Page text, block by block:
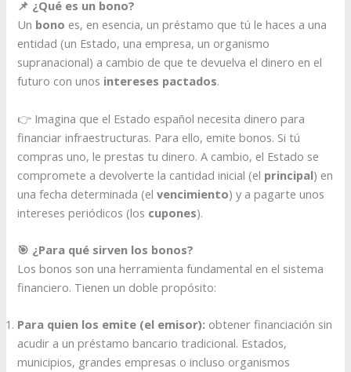
📌 ¿Qué es un bono?
Un bono es, en esencia, un préstamo que tú le haces a una
entidad (un Estado, una empresa, un organismo
supranacional) a cambio de que te devuelva el dinero en el
futuro con unos intereses pactados.
👉 Imagina que el Estado español necesita dinero para
financiar infraestructuras. Para ello, emite bonos. Si tú
compras uno, le prestas tu dinero. A cambio, el Estado se
compromete a devolverte la cantidad inicial (el principal) en
una fecha determinada (elvencimiento) y a pagarte unos
intereses periódicos (los cupones).
🎯 ¿Para qué sirven los bonos?
Los bonos son una herramienta fundamental en el sistema
financiero. Tienen un doble propósito:
Para quien los emite (el emisor): obtener financiación sin
acudir a un préstamo bancario tradicional. Estados,
municipios, grandes empresas o incluso organismos